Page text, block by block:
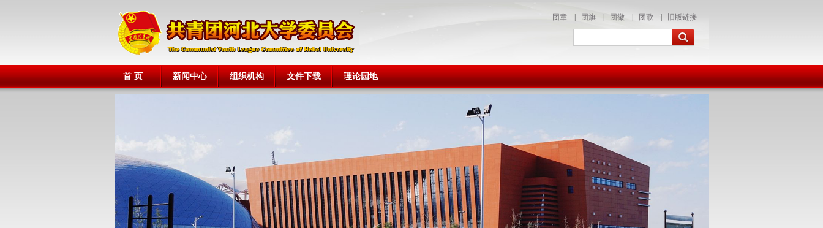
团章 团旗 团徽 团歌 旧版链接
首 页 新闻中心 组织机构 文件下载 理论园地